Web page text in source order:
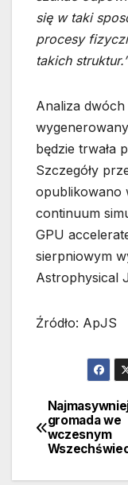
się w taki
procesy
takich struktur.”
Analiza dwóch
będzie trwała
Szczegóły
opublikowano
continuum
GPU
sierpniowym
Astrophysical
Źródło: ApJS
wpisu
gromada we
wczesnym